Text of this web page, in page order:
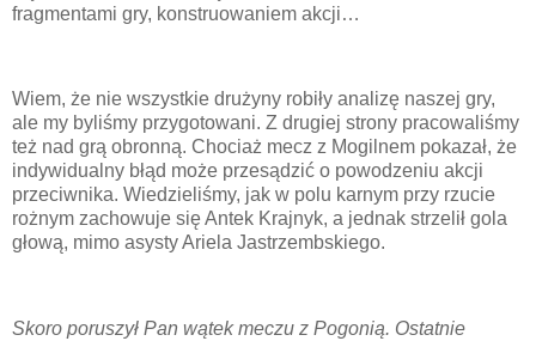
fragmentami gry, konstruowaniem akcji…
Wiem, że nie wszystkie drużyny robiły analizę naszej gry,
ale my byliśmy przygotowani. Z drugiej strony pracowaliśmy
też nad grą obronną. Chociaż mecz z Mogilnem pokazał, że
indywidualny błąd może przesądzić o powodzeniu akcji
przeciwnika. Wiedzieliśmy, jak w polu karnym przy rzucie
rożnym zachowuje się Antek Krajnyk, a jednak strzelił gola
głową, mimo asysty Ariela Jastrzembskiego.
Skoro poruszył Pan wątek meczu z Pogonią. Ostatnie